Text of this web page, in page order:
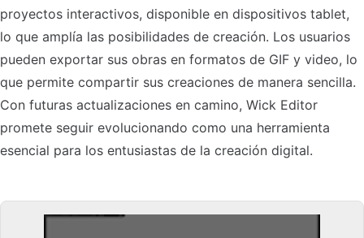
proyectos interactivos, disponible en dispositivos tablet,
lo que amplía las posibilidades de creación. Los usuarios
pueden exportar sus obras en formatos de GIF y video, lo
que permite compartir sus creaciones de manera sencilla.
Con futuras actualizaciones en camino, Wick Editor
promete seguir evolucionando como una herramienta
esencial para los entusiastas de la creación digital.